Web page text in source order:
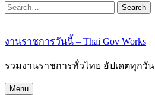
Search
งานราชการวันนี้ – Thai Gov Works
รวมงานราชการทั่วไทย อัปเดตทุกวัน
Menu